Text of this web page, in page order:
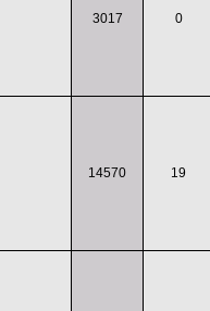
3017 0
14570 19